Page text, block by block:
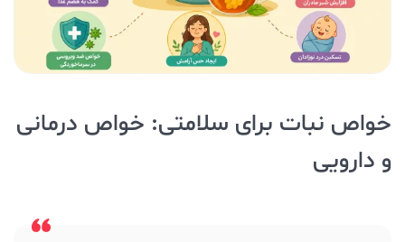
خواص نبات برای سلامتی: خواص درمانی
و دارویی